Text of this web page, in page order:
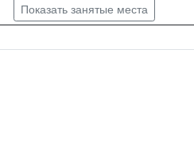
Показать занятые места